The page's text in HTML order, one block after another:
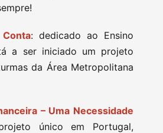
: dedicado ao Ensino
a ser iniciado um projeto
da Área Metropolitana
– Uma Necessidade
único em Portugal,